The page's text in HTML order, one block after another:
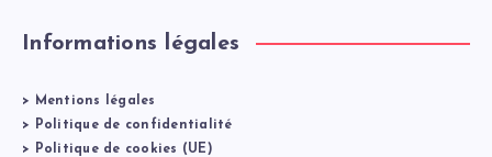
Informations légales
>
Mentions légales
>
Politique de confidentialité
>
Politique de cookies (UE)